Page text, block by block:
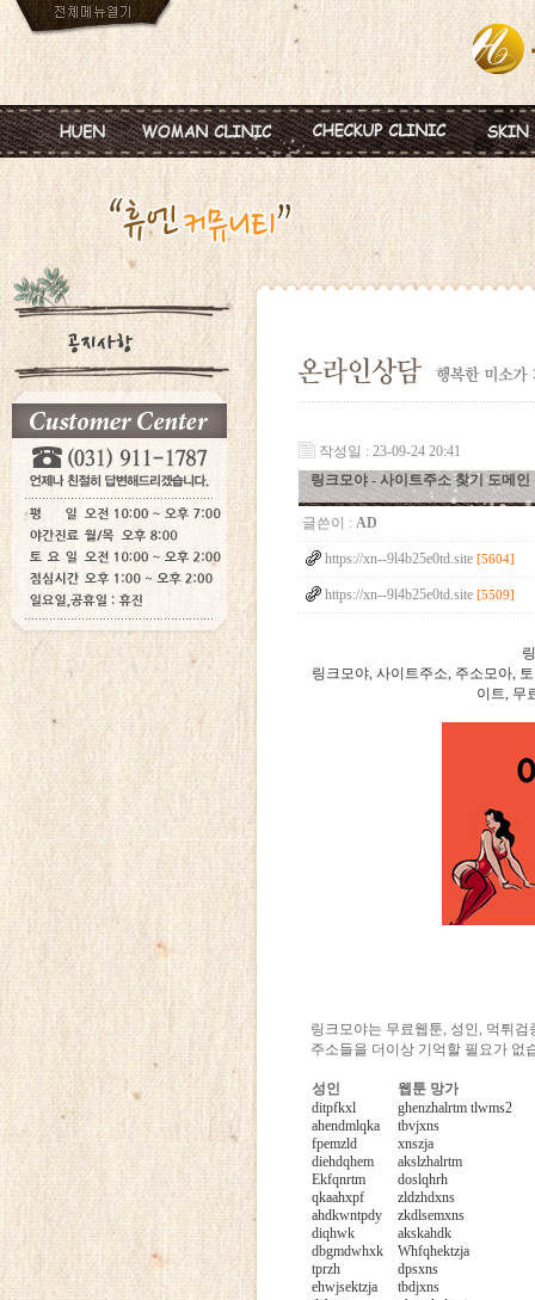
진료안내
진료시간
병원둘러보기
찾아오시는길
피임
월경이상
질염 및 성병
갱년기 및 폐경
여성성형
혈액종합검진
미혼여성검진
초기임신검진
작성일 : 23-09-24 20:41
링크모야 - 사이트주소 찾기 도메인
글쓴이 : AD
https://xn--9l4b25e0td.site [5604]
https://xn--9l4b25e0td.site [5509]
링크모야, 사이트주소, 주소모아,
이트, 무
링크모야는 무료웹툰, 성인, 먹튀
주소들을 더이상 기억할 필요가 없
성인
ditpfkxl
ahendmlqka
fpemzld
diehdqhem
Ekfqnrtm
qkaahxpf
ahdkwntpdy
diqhwk
dbgmdwhxk
tprzh
ehwjsektzja
웹툰 망가
ghenzhalrtm tlwms2
tbvjxns
xnszja
akslzhalrtm
doslqhrh
zldzhdxns
zkdlsemxns
akskahdk
Whfqhektzja
dpsxns
tbdjxns